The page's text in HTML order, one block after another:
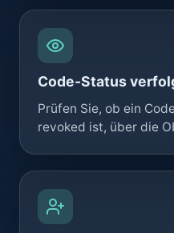
Code-Status
Prüfen Sie, ob ein
revoked ist, über die